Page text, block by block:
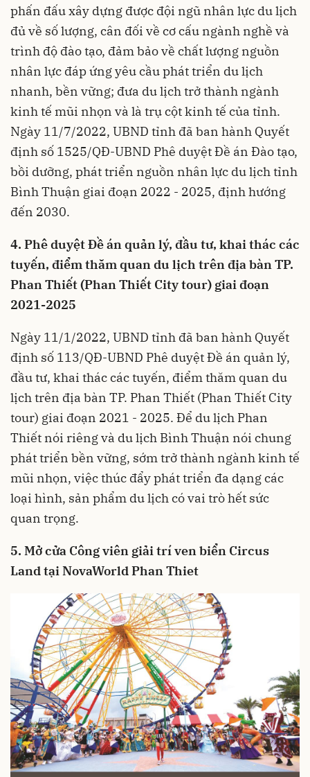
phấn đấu xây dựng được đội ngũ nhân lực du lịch
đủ về số lượng, cân đối về cơ cấu ngành nghề và
trình độ đào tạo, đảm bảo về chất lượng nguồn
nhân lực đáp ứng yêu cầu phát triển du lịch
nhanh, bền vững; đưa du lịch trở thành ngành
kinh tế mũi nhọn và là trụ cột kinh tế của tỉnh.
Ngày 11/7/2022, UBND tỉnh đã ban hành Quyết
định số 1525/QĐ-UBND Phê duyệt Đề án Đào tạo,
bồi dưỡng, phát triển nguồn nhân lực du lịch tỉnh
Bình Thuận giai đoạn 2022 - 2025, định hướng
đến 2030.
4. Phê duyệt Đề án quản lý, đầu tư, khai thác các
tuyến, điểm thăm quan du lịch trên địa bàn TP.
Phan Thiết (Phan Thiết City tour) giai đoạn
2021-2025
Ngày 11/1/2022, UBND tỉnh đã ban hành Quyết
định số 113/QĐ-UBND Phê duyệt Đề án quản lý,
đầu tư, khai thác các tuyến, điểm thăm quan du
lịch trên địa bàn TP. Phan Thiết (Phan Thiết City
tour) giai đoạn 2021 - 2025. Để du lịch Phan
Thiết nói riêng và du lịch Bình Thuận nói chung
phát triển bền vững, sớm trở thành ngành kinh tế
mũi nhọn, việc thúc đẩy phát triển đa dạng các
loại hình, sản phẩm du lịch có vai trò hết sức
quan trọng.
5. Mở cửa Công viên giải trí ven biển Circus
Land tại NovaWorld Phan Thiet